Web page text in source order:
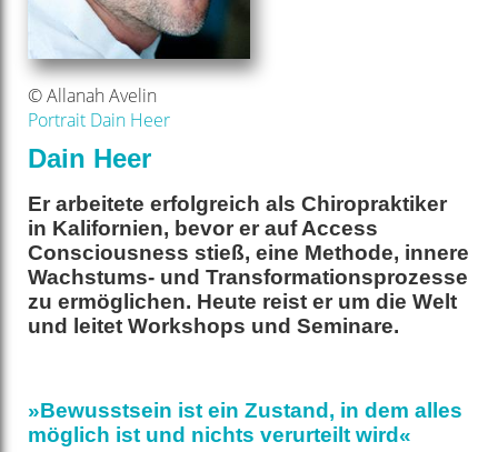
© Allanah Avelin
Portrait Dain Heer
Dain Heer
Er arbeitete erfolgreich als Chiropraktiker
in Kalifornien, bevor er auf Access
Consciousness stieß, eine Methode, innere
Wachstums- und Transformationsprozesse
zu ermöglichen. Heute reist er um die Welt
und leitet Workshops und Seminare.
»Bewusstsein ist ein Zustand, in dem alles
möglich ist und nichts verurteilt wird«